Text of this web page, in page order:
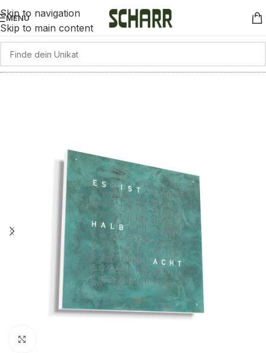
Skip to navigation
Skip to main content
MENÜ